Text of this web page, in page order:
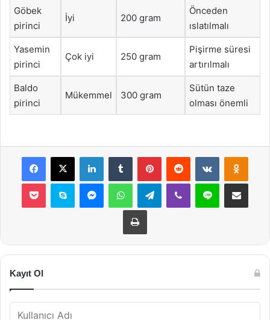
Göbek
pirinci
İyi 200 gram
Önceden
ıslatılmalı
Yasemin
pirinci
Çok iyi 250 gram
Pişirme süresi
artırılmalı
Baldo
pirinci
Mükemmel 300 gram
Sütün taze
olması önemli
Facebook
X LinkedInTumblr PinterestReddit VKontakte
Pocket Skype MessengerWhatsAppTelegramViber Line E-Posta ile
Yazdır
Kayıt Ol